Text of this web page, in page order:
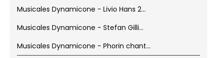
Musicales Dynamicone - Gitanes sans...
Carnaval - Stade en folie 2019
40ème anniversaire du Cyclo Woluwe